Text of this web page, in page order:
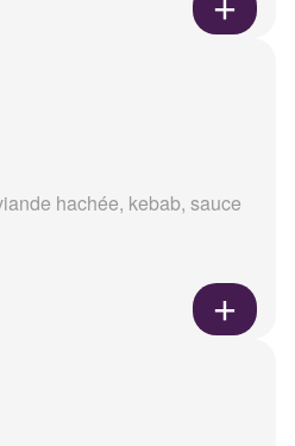
hachée, kebab, sauce